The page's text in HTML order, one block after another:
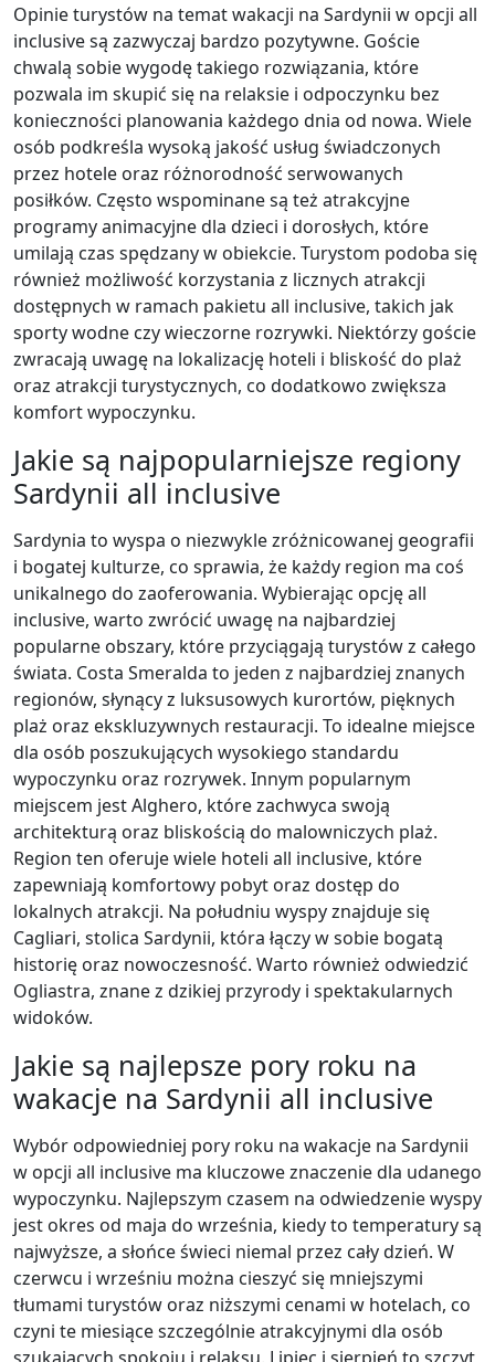
Opinie turystów na temat wakacji na Sardynii w opcji all
inclusive są zazwyczaj bardzo pozytywne. Goście
chwalą sobie wygodę takiego rozwiązania, które
pozwala im skupić się na relaksie i odpoczynku bez
konieczności planowania każdego dnia od nowa. Wiele
osób podkreśla wysoką jakość usług świadczonych
przez hotele oraz różnorodność serwowanych
posiłków. Często wspominane są też atrakcyjne
programy animacyjne dla dzieci i dorosłych, które
umilają czas spędzany w obiekcie. Turystom podoba się
również możliwość korzystania z licznych atrakcji
dostępnych w ramach pakietu all inclusive, takich jak
sporty wodne czy wieczorne rozrywki. Niektórzy goście
zwracają uwagę na lokalizację hoteli i bliskość do plaż
oraz atrakcji turystycznych, co dodatkowo zwiększa
komfort wypoczynku.
Jakie są najpopularniejsze regiony
Sardynii all inclusive
Sardynia to wyspa o niezwykle zróżnicowanej geografii
i bogatej kulturze, co sprawia, że każdy region ma coś
unikalnego do zaoferowania. Wybierając opcję all
inclusive, warto zwrócić uwagę na najbardziej
popularne obszary, które przyciągają turystów z całego
świata. Costa Smeralda to jeden z najbardziej znanych
regionów, słynący z luksusowych kurortów, pięknych
plaż oraz ekskluzywnych restauracji. To idealne miejsce
dla osób poszukujących wysokiego standardu
wypoczynku oraz rozrywek. Innym popularnym
miejscem jest Alghero, które zachwyca swoją
architekturą oraz bliskością do malowniczych plaż.
Region ten oferuje wiele hoteli all inclusive, które
zapewniają komfortowy pobyt oraz dostęp do
lokalnych atrakcji. Na południu wyspy znajduje się
Cagliari, stolica Sardynii, która łączy w sobie bogatą
historię oraz nowoczesność. Warto również odwiedzić
Ogliastra, znane z dzikiej przyrody i spektakularnych
widoków.
Jakie są najlepsze pory roku na
wakacje na Sardynii all inclusive
Wybór odpowiedniej pory roku na wakacje na Sardynii
w opcji all inclusive ma kluczowe znaczenie dla udanego
wypoczynku. Najlepszym czasem na odwiedzenie wyspy
jest okres od maja do września, kiedy to temperatury są
najwyższe, a słońce świeci niemal przez cały dzień. W
czerwcu i wrześniu można cieszyć się mniejszymi
tłumami turystów oraz niższymi cenami w hotelach, co
czyni te miesiące szczególnie atrakcyjnymi dla osób